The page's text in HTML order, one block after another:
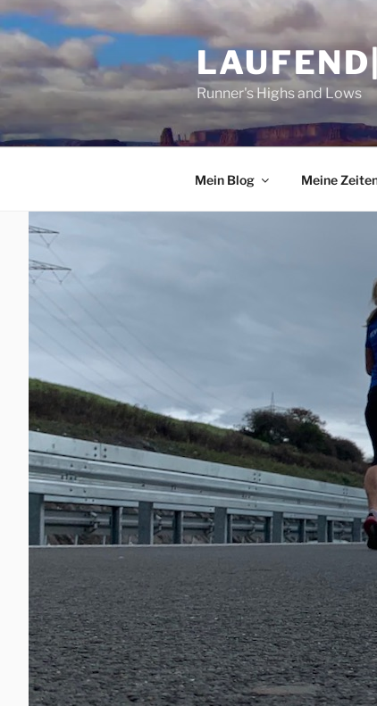
Zum
Inhalt
springen
Runner's Highs and Lows
Mein Blog Meine